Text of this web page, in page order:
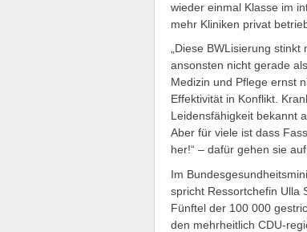
wieder einmal Klasse im
mehr Kliniken privat
„Diese BWLisierung
ansonsten nicht gerade
Medizin und Pflege ernst
Effektivität in Konflikt.
Leidensfähigkeit bekannt
Aber für viele ist dass
her!“ – dafür gehen sie
Im
spricht Ressortchefin Ulla
Fünftel der 100 000
den mehrheitlich CDU-